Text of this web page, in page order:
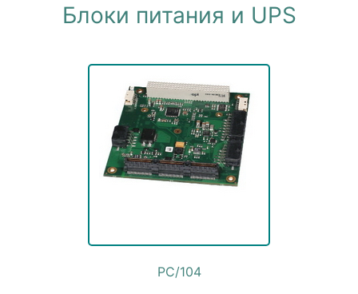
Блоки питания и UPS
PC/104